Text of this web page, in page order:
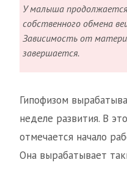
У малыша
собственного обмена
Зависимость от
завершается.
Гипофизом
неделе развития. В
отмечается начало
Она вырабатывает